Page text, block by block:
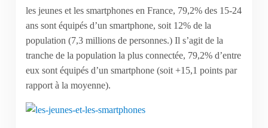
les jeunes et les smartphones en France, 79,2% des 15-24
ans sont équipés d’un smartphone, soit 12% de la
population (7,3 millions de personnes.) Il s’agit de la
tranche de la population la plus connectée, 79,2% d’entre
eux sont équipés d’un smartphone (soit +15,1 points par
rapport à la moyenne).